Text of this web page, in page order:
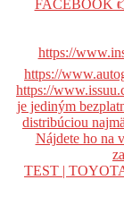
TEST |